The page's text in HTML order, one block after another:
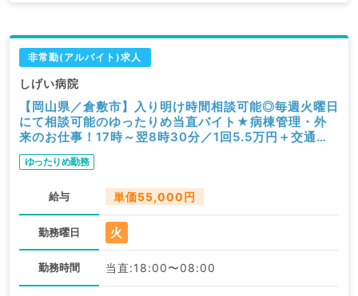
非常勤(アルバイト)求人
しげい病院
【岡山県／倉敷市】入り明け時間相談可能◎毎週火曜日
にて相談可能のゆったりめ当直バイト★病棟管理・外
来のお仕事！17時～翌8時30分／1回5.5万円＋交通費
支給あり◎（内科系・外科系／非常勤）
ゆったりめ勤務
給与 単価55,000円
勤務曜日 火
勤務時間 当直:18:00〜08:00